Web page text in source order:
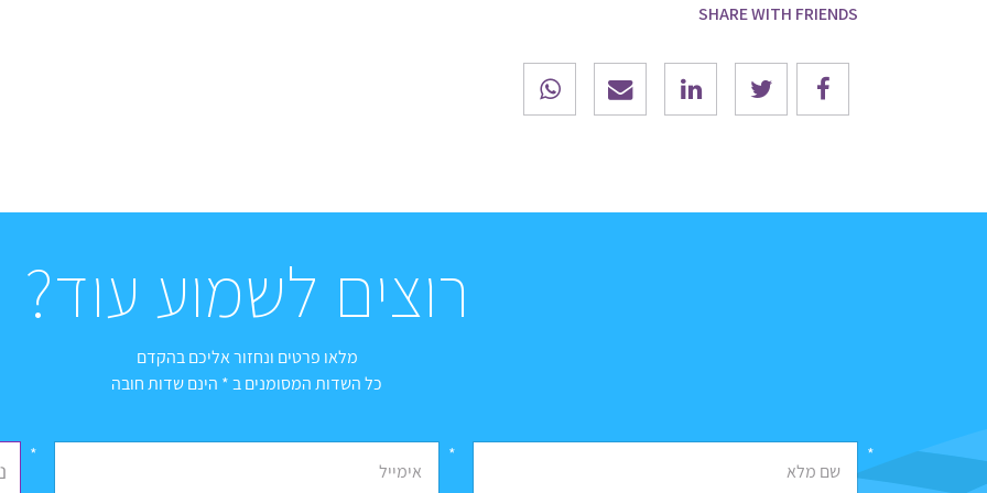
SHARE WITH FRIENDS
רוצים לשמוע עוד?
מלאו פרטים ונחזור אליכם בהקדם
כל השדות המסומנים ב * הינם שדות חובה
שם מלא
*
אימייל
*